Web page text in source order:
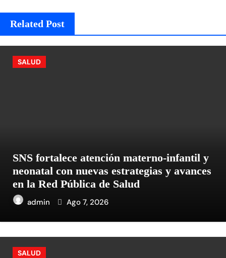
Related Post
SALUD
SNS fortalece atención materno-infantil y
neonatal con nuevas estrategias y avances
en la Red Pública de Salud
admin Ago 7, 2026
SALUD